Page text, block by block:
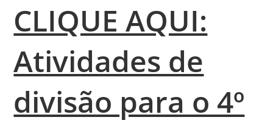
CLIQUE AQUI:
Atividades de
divisão para o 4º